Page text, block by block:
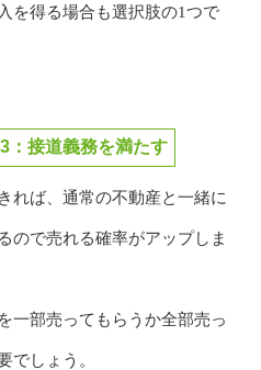
を得る場合も選択肢の1つで
：接道義務を満たす
れば、通常の不動産と一緒に
ので売れる確率がアップしま
一部売ってもらうか全部売っ
でしょう。